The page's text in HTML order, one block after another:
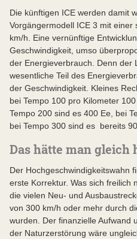
Die künftigen ICE werden damit
Vorgängermodell ICE 3 mit
km/h. Eine vernünftige
Geschwindigkeit, umso
der Energieverbrauch. Denn der
wesentliche Teil des
der Geschwindigkeit. Kleines
bei Tempo 100 pro Kilometer
Tempo 200 sind es 400 Ee, bei
bei Tempo 300 sind es bereits
Das hätte man gleich
Der Hochgeschwindigkeitswahn
erste Korrektur. Was sich freilich
die vielen Neu- und
von 300 km/h oder mehr durch
wurden. Der finanzielle Aufwand
der Naturzerstörung wäre